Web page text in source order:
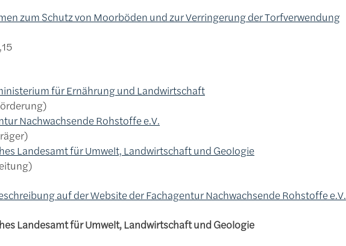
zum Schutz von Moorböden und zur Verringerung der Torfverwendung
für Ernährung und Landwirtschaft
Nachwachsende Rohstoffe e.V.
Landesamt für Umwelt, Landwirtschaft und Geologie
auf der Website der Fachagentur Nachwachsende Rohstoffe e.V.
Landesamt für Umwelt, Landwirtschaft und Geologie